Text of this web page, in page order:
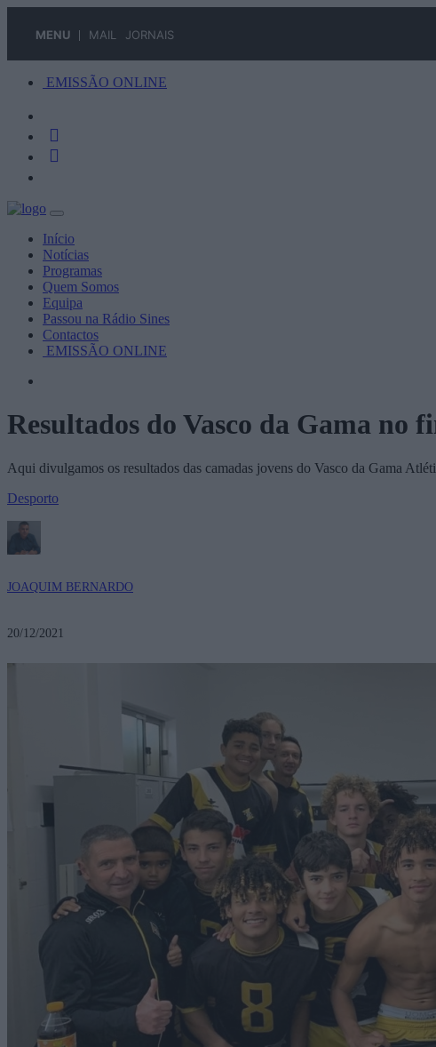
MENU MAIL JORNAIS
EMISSÃO ONLINE
Início
Notícias
Programas
Quem Somos
Equipa
Passou na Rádio Sines
Contactos
EMISSÃO ONLINE
Resultados do Vasco da Gama no
Aqui divulgamos os resultados das camadas jovens do Vasco da Gama
Desporto
JOAQUIM BERNARDO
20/12/2021